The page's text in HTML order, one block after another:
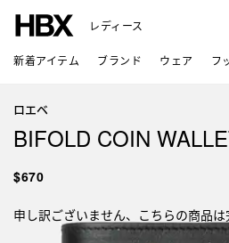
レディース
新着アイテム ブランド ウェア フ
ロエベ
BIFOLD COIN
$670
申し訳ございません、こちらの商品は